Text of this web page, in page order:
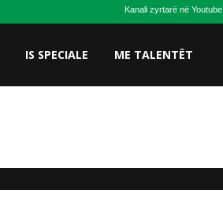
Kanali zyrtarë në Youtube
IS SPECIALE ME TALENTËT